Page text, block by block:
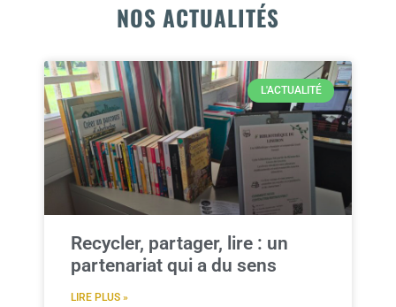
Bienvenue au
collège
Saint Dominique
Savio
La Foa
NOS ACTUALITÉS
L'ACTUALITÉ
Recycler, partager, lire : un
partenariat qui a du sens
LIRE PLUS »